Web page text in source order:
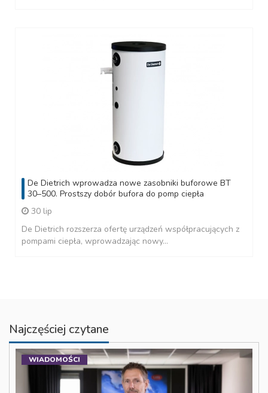
De Dietrich wprowadza nowe zasobniki buforowe BT
30–500. Prostszy dobór bufora do pomp ciepła
30 lip
De Dietrich rozszerza ofertę urządzeń współpracujących z
pompami ciepła, wprowadzając nowy...
Najczęściej czytane
WIADOMOŚCI